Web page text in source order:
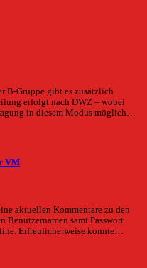
B-Gruppe gibt es zusätzlich
erfolgt nach DWZ – wobei
in diesem Modus möglich…
VM
aktuellen Kommentare zu den
Benutzernamen samt Passwort
Erfreulicherweise konnte…